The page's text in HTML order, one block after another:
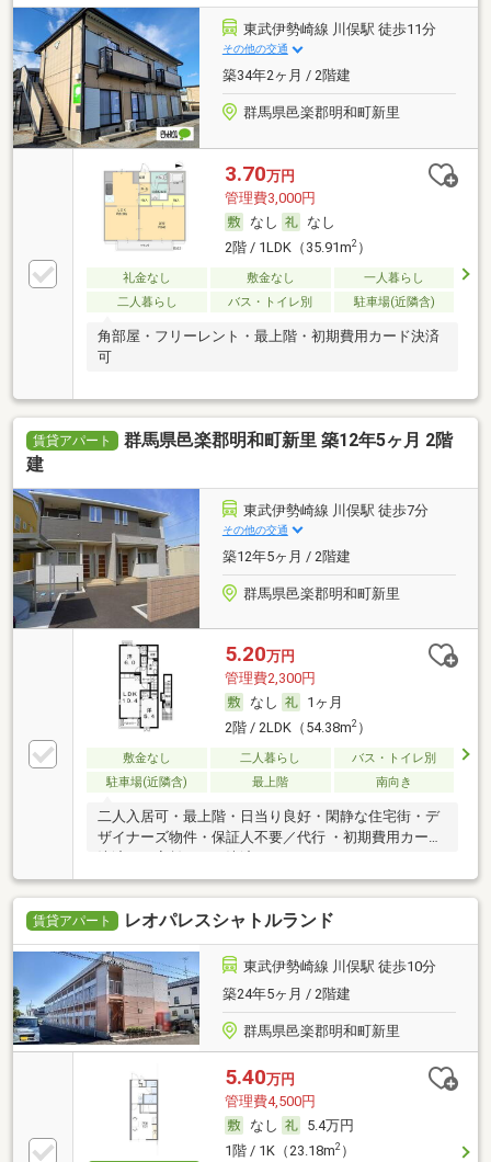
東武伊勢崎線 川俣駅 徒歩11分
その他の交通
築34年2ヶ月 / 2階建
群馬県邑楽郡明和町新里
3.70万円
管理費3,000円
なし
なし
2階 / 1LDK（35.91m2）
礼金なし 敷金なし
一人暮らし
二人暮らし
バス・トイレ別 駐車場(近隣含)
角部屋・フリーレント・最上階・初期費用カード決済
可
賃貸アパート
群馬県邑楽郡明和町新里 築12年5ヶ月 2階
建
東武伊勢崎線 川俣駅 徒歩7分
その他の交通
築12年5ヶ月 / 2階建
群馬県邑楽郡明和町新里
5.20万円
管理費2,300円
なし
1ヶ月
2階 / 2LDK（54.38m2）
敷金なし 二人暮らし
バス・トイレ別
駐車場(近隣含)
最上階 南向き
二人入居可・最上階・日当り良好・閑静な住宅街・デ
ザイナーズ物件・保証人不要／代行 ・初期費用カード
賃貸アパート レオパレスシャトルランド
東武伊勢崎線 川俣駅 徒歩10分
築24年5ヶ月 / 2階建
群馬県邑楽郡明和町新里
5.40万円
管理費4,500円
なし
5.4万円
1階 / 1K（23.18m2）